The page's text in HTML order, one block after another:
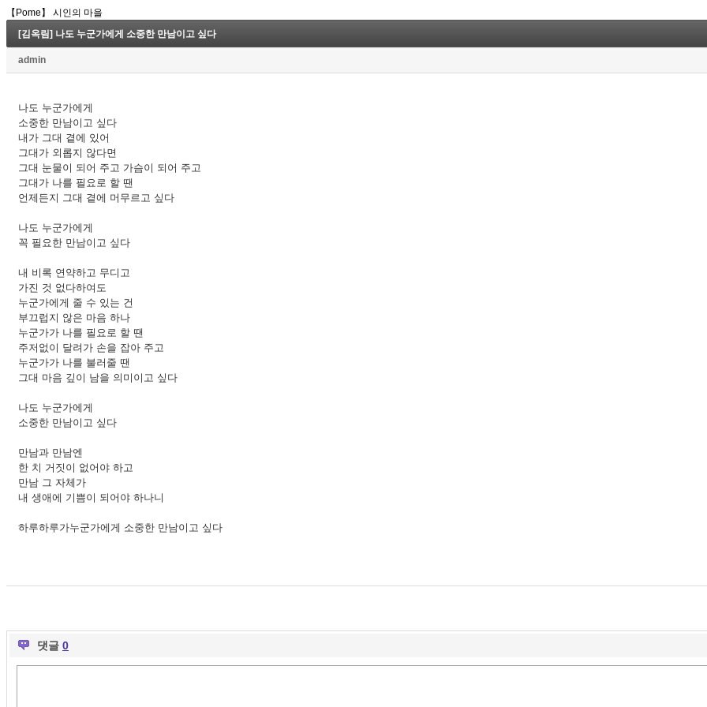
【Pome】 시인의 마을
[김옥림] 나도 누군가에게 소중한 만남이고 싶다
admin
나도 누군가에게
소중한 만남이고 싶다
내가 그대 곁에 있어
그대가 외롭지 않다면
그대 눈물이 되어 주고 가슴이 되어 주고
그대가 나를 필요로 할 땐
언제든지 그대 곁에 머무르고 싶다
나도 누군가에게
꼭 필요한 만남이고 싶다
내 비록 연약하고 무디고
가진 것 없다하여도
누군가에게 줄 수 있는 건
부끄럽지 않은 마음 하나
누군가가 나를 필요로 할 땐
주저없이 달려가 손을 잡아 주고
누군가가 나를 불러줄 땐
그대 마음 깊이 남을 의미이고 싶다
나도 누군가에게
소중한 만남이고 싶다
만남과 만남엔
한 치 거짓이 없어야 하고
만남 그 자체가
내 생애에 기쁨이 되어야 하나니
하루하루가누군가에게 소중한 만남이고 싶다
댓글 0